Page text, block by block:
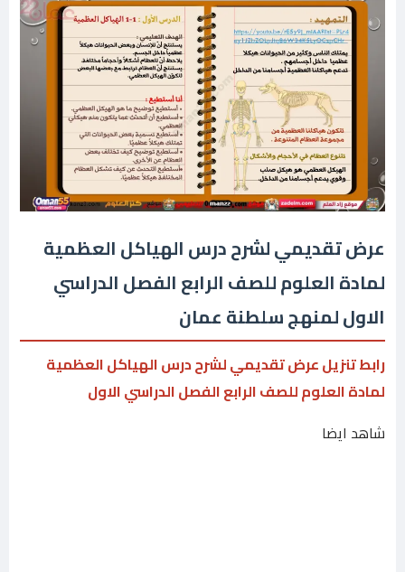
عرض تقديمي لشرح درس الهياكل العظمية
لمادة العلوم للصف الرابع الفصل الدراسي
الاول لمنهج سلطنة عمان
رابط تنزيل عرض تقديمي لشرح درس الهياكل العظمية
لمادة العلوم للصف الرابع الفصل الدراسي الاول
شاهد ايضا